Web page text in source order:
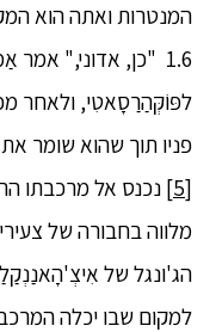
המנטרות ואתה הוא
1.6 "כן, אדוני,"
לפּוֹקְּהַרַסָאטִי, ולאחר
פניו תוך שהוא שומר את
[5]
נכנס אל מרכבתו
מלווה בחבורה של
הג'ונגל של
למקום שבו יכלה